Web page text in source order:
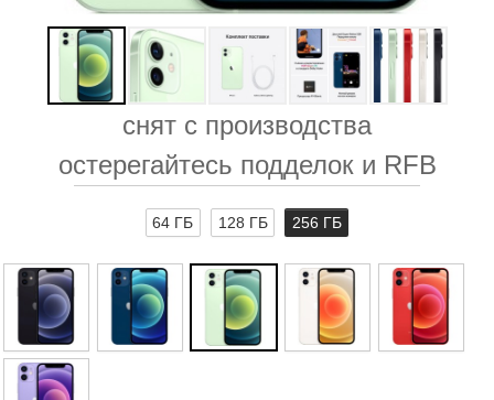
снят с производства
остерегайтесь подделок и RFB
64 ГБ 128 ГБ 256 ГБ